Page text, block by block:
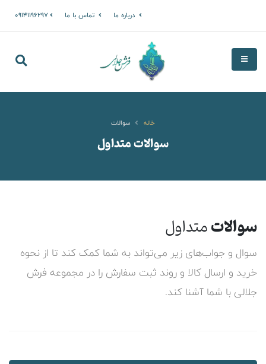
درباره ما تماس با ما 09141196297
سوالات متداول
خانه سوالات
سوالاتمتداول
سوال و جواب‌های زیر می‌تواند به شما کمک کند تا از نحوه
خرید و ارسال کالا و روند ثبت سفارش را در مجموعه فرش
جلالی با شما آشنا کند.